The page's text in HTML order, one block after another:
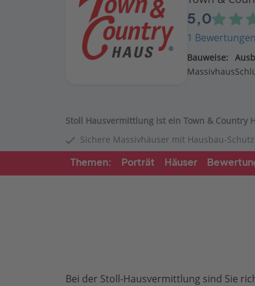
5,0
1 Bewertungen
Bauweise:
Massivhaus
Stoll Hausvermittlung ist ein Town & Country
Sichere Massivhäuser mit Hausbau-
Themen: Porträt Häuser
Bei der Stoll-Hausvermittlung sind Sie